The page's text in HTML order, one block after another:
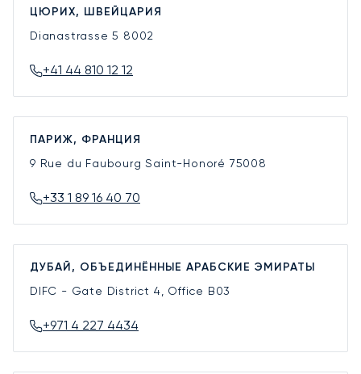
ЦЮРИХ, ШВЕЙЦАРИЯ
Dianastrasse 5 8002
+41 44 810 12 12
ПАРИЖ, ФРАНЦИЯ
9 Rue du Faubourg Saint-Honoré 75008
+33 1 89 16 40 70
ДУБАЙ, ОБЪЕДИНЁННЫЕ АРАБСКИЕ ЭМИРАТЫ
DIFC - Gate District 4, Office B03
+971 4 227 4434